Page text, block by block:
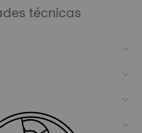
técnicas